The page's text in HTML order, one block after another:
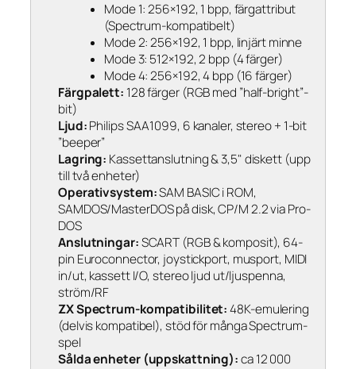
Mode 1: 256×192, 1 bpp, färgattribut
(Spectrum-kompatibelt)
Mode 2: 256×192, 1 bpp, linjärt minne
Mode 3: 512×192, 2 bpp (4 färger)
Mode 4: 256×192, 4 bpp (16 färger)
Färgpalett: 128 färger (RGB med ”half-bright”-
bit)
Ljud:Philips SAA1099, 6 kanaler, stereo + 1-bit
”beeper”
Lagring: Kassettanslutning & 3,5" diskett (upp
till två enheter)
Operativsystem:SAM BASIC i ROM,
SAMDOS/MasterDOS på disk, CP/M 2.2 via Pro-
DOS
Anslutningar:SCART (RGB & komposit), 64-
pin Euroconnector, joystickport, musport, MIDI
in/ut, kassett I/O, stereo ljud ut/ljuspenna,
ström/RF
ZX Spectrum-kompatibilitet:48K-emulering
(delvis kompatibel), stöd för många Spectrum-
spel
Sålda enheter (uppskattning):ca 12 000